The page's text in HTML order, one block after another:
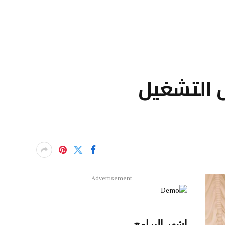
التشغيل
Advertisement